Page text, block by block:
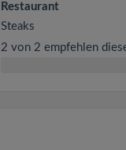
Restaurant
Steaks
2 von 2 empfehlen